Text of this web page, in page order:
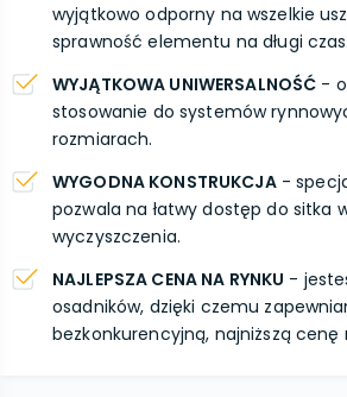
wyjątkowo odporny na wszelkie
sprawność elementu na długi czas.
WYJĄTKOWA UNIWERSALNOŚĆ -
stosowanie do systemów
rozmiarach.
WYGODNA KONSTRUKCJA-
pozwala na łatwy dostęp do sitka
wyczyszczenia.
NAJLEPSZA CENA NA RYNKU -
osadników, dzięki czemu
bezkonkurencyjną, najniższą cenę